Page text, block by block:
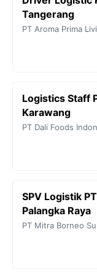
Tangerang
PT Aroma Prima
Logistics Staff
Karawang
PT Dali Foods
SPV Logistik
Palangka Raya
PT Mitra Borneo